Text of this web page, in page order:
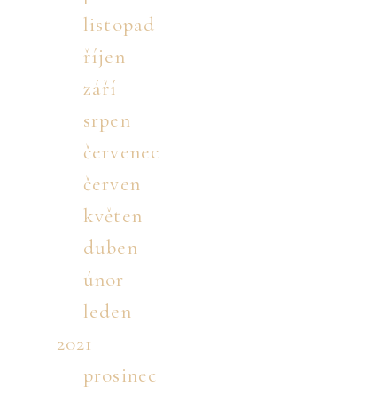
listopad
říjen
září
srpen
červenec
červen
květen
duben
únor
leden
2021
prosinec